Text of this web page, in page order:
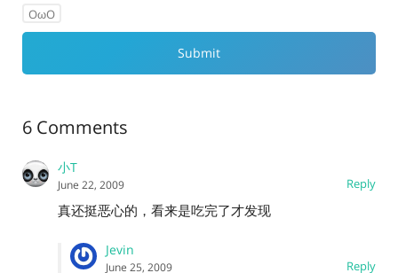
OωO
6 Comments
小T
Reply
June 22, 2009
真还挺恶心的，看来是吃完了才发现
Jevin
Reply
June 25, 2009